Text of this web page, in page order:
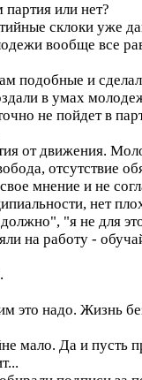
или нет?
склоки уже
вообще все
подобные и
в умах
не пойдет в
от движения.
отсутствие
мнение и не
нет
"я не для
на работу -
это надо. Жизнь
мало. Да и пусть